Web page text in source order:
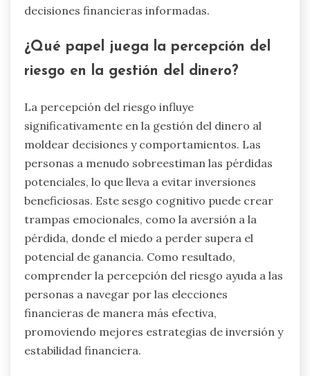
decisiones financieras informadas.
¿Qué papel juega la percepción del
riesgo en la gestión del dinero?
La percepción del riesgo influye
significativamente en la gestión del dinero al
moldear decisiones y comportamientos. Las
personas a menudo sobreestiman las pérdidas
potenciales, lo que lleva a evitar inversiones
beneficiosas. Este sesgo cognitivo puede crear
trampas emocionales, como la aversión a la
pérdida, donde el miedo a perder supera el
potencial de ganancia. Como resultado,
comprender la percepción del riesgo ayuda a las
personas a navegar por las elecciones
financieras de manera más efectiva,
promoviendo mejores estrategias de inversión y
estabilidad financiera.